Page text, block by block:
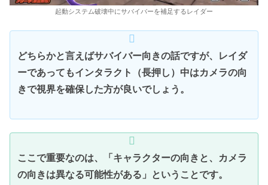
起動システム破壊中にサバイバーを補足するレイダー
どちらかと言えばサバイバー向きの話ですが、レイダ
ーであってもインタラクト（長押し）中はカメラの向
きで視界を確保した方が良いでしょう。
ここで重要なのは、「キャラクターの向きと、カメラ
の向きは異なる可能性がある」ということです。